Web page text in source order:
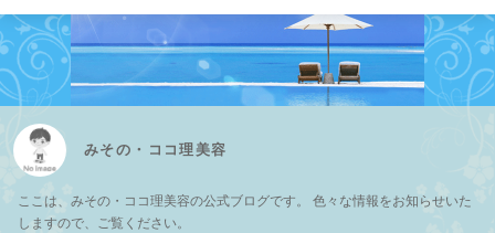
みその・ココ理美容
ここは、みその・ココ理美容の公式ブログです。 色々な情報をお知らせいた
しますので、ご覧ください。